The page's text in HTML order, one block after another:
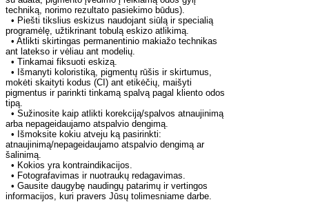
techniką, norimo rezultato pasiekimo būdus).
• Piešti tikslius eskizus naudojant siūlą ir specialią
programėlę, užtikrinant tobulą eskizo atlikimą.
• Atlikti skirtingas permanentinio makiažo technikas
ant latekso ir vėliau ant modelių.
• Tinkamai fiksuoti eskizą.
• Išmanyti koloristiką, pigmentų rūšis ir skirtumus,
mokėti skaityti kodus (CI) ant etikėčių, maišyti
pigmentus ir parinkti tinkamą spalvą pagal kliento odos
tipą.
• Sužinosite kaip atlikti korekciją/spalvos atnaujinimą
arba nepageidaujamo atspalvio dengimą.
• Išmoksite kokiu atveju ką pasirinkti:
atnaujinimą/nepageidaujamo atspalvio dengimą ar
šalinimą.
• Kokios yra kontraindikacijos.
• Fotografavimas ir nuotraukų redagavimas.
• Gausite daugybę naudingų patarimų ir vertingos
informacijos, kuri pravers Jūsų tolimesniame darbe.